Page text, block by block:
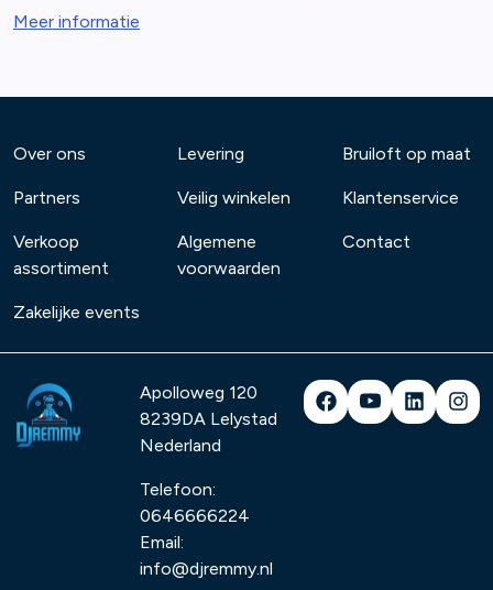
Meer informatie
Over ons
Partners
Verkoop
assortiment
Zakelijke events
Levering
Veilig winkelen
Algemene
voorwaarden
Bruiloft op maat
Klantenservice
Contact
Apolloweg 120
8239DA Lelystad
Nederland
Telefoon:
0646666224
Email:
info@djremmy.nl